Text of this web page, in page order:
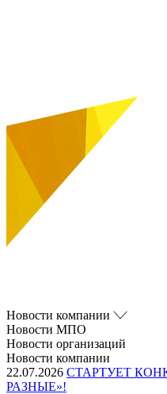
Новости компании
Новости МПО
Новости организаций
Новости компании
22.07.2026 СТАРТУЕТ
РАЗНЫЕ»!